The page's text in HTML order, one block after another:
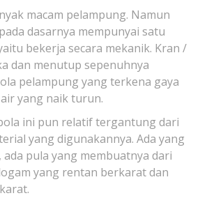
macam pelampung. Namun
dasarnya mempunyai satu
bekerja secara mekanik. Kran /
dan menutup sepenuhnya
pelampung yang terkena gaya
yang naik turun.
ini pun relatif tergantung dari
yang digunakannya. Ada yang
pula yang membuatnya dari
yang rentan berkarat dan